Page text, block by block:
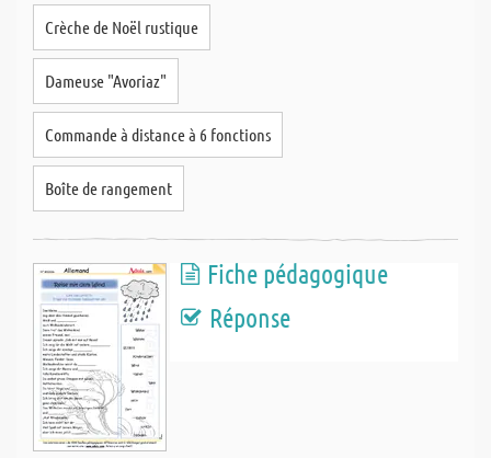
Crèche de Noël rustique
Dameuse "Avoriaz"
Commande à distance à 6 fonctions
Boîte de rangement
Fiche pédagogique
Réponse